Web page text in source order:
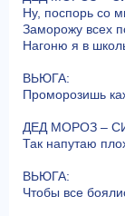
Ну, поспорь со
Заморожу всех
Нагоню я в
ВЬЮГА:
Проморозишь
ДЕД МОРОЗ –
Так напутаю
ВЬЮГА:
Чтобы все